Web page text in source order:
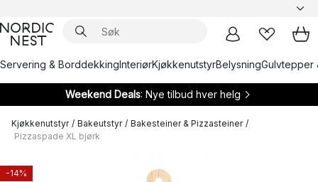
Servering & BorddekkingInteriørKjøkkenutstyrBelysningGulvtepper
Weekend Deals: Nye tilbud hver helg
Kjøkkenutstyr / Bakeutstyr / Bakesteiner & Pizzasteiner /
Pizzaspade XL bjørk
-14%